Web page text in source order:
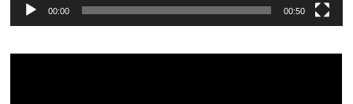
00:00 00:50